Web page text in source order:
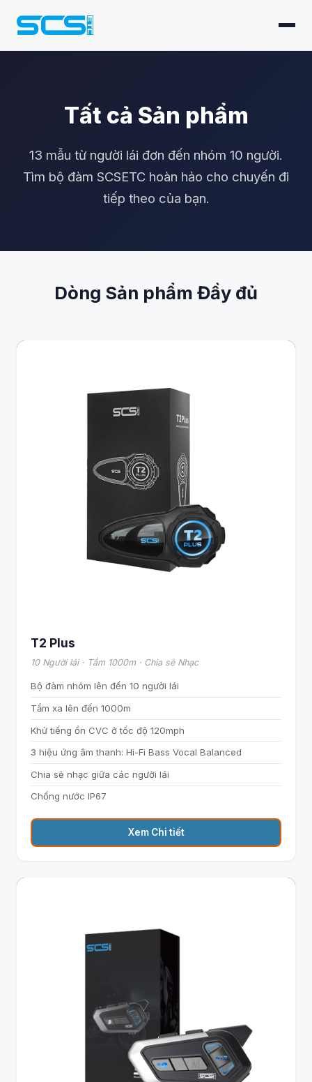
Tất cả Sản phẩm
13 mẫu từ người lái đơn đến nhóm 10 người.
Tìm bộ đàm SCSETC hoàn hảo cho chuyến đi
tiếp theo của bạn.
Dòng Sản phẩm Đầy đủ
T2 Plus
10 Người lái · Tầm 1000m · Chia sẻ Nhạc
Bộ đàm nhóm lên đến 10 người lái
Tầm xa lên đến 1000m
Khử tiếng ồn CVC ở tốc độ 120mph
3 hiệu ứng âm thanh: Hi-Fi Bass Vocal Balanced
Chia sẻ nhạc giữa các người lái
Chống nước IP67
Xem Chi tiết